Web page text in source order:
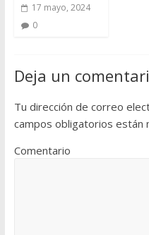
17 mayo, 2024
0
Deja un
Tu dirección de correo
campos obligatorios están
Comentario